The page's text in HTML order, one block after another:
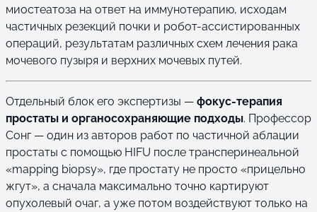
миостеатоза на ответ на иммунотерапию, исходам
частичных резекций почки и робот-ассистированных
операций, результатам различных схем лечения рака
мочевого пузыря и верхних мочевых путей.
Отдельный блок его экспертизы — фокус-терапия
простаты и органосохраняющие подходы. Профессор
Сонг — один из авторов работ по частичной аблации
простаты с помощью HIFU после трансперинеальной
«mapping biopsy», где простату не просто «прицельно
жгут», а сначала максимально точно картируют
опухолевый очаг, а уже потом воздействуют только на